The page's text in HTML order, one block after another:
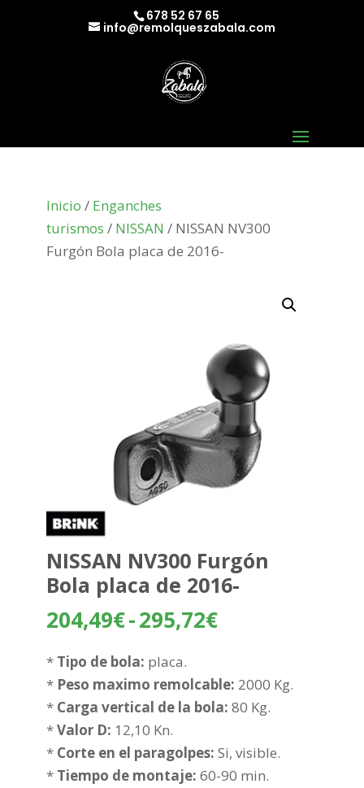
678 52 67 65
info@remolqueszabala.com
Inicio / Enganches
turismos / NISSAN / NISSAN NV300
Furgón Bola placa de 2016-
NISSAN NV300 Furgón
Bola placa de 2016-
204,49€-295,72€Rango
desde
204,49€
295,72€
* Tipo de bola: placa.
* Peso maximo remolcable: 2000 Kg.
* Carga vertical de la bola: 80 Kg.
*Valor D: 12,10 Kn.
* Corte en el paragolpes: Si, visible.
* Tiempo de montaje: 60-90 min.